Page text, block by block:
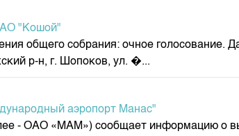
"Кошой"
общего собрания: очное голосование.
р-н, г. Шопоков, ул. �...
аэропорт Манас"
- ОАО «МАМ») сообщает информацию о